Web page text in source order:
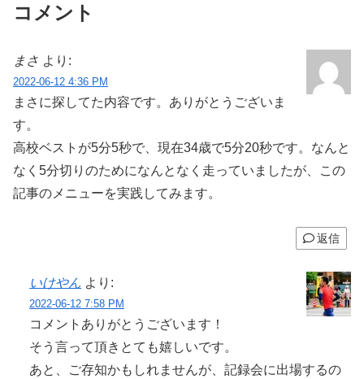
コメント
まさ より:
2022-06-12 4:36 PM
まさに探してた内容です。ありがとうございま
す。
高校ベストが5分5秒で、現在34歳で5分20秒です。なんと
なく5分切りのためになんとなく走っていましたが、この
記事のメニューを実践してみます。
返信
いけやん より:
2022-06-12 7:58 PM
コメントありがとうございます！
そう言って頂きとても嬉しいです。
あと、ご存知かもしれませんが、記録会に出場するの